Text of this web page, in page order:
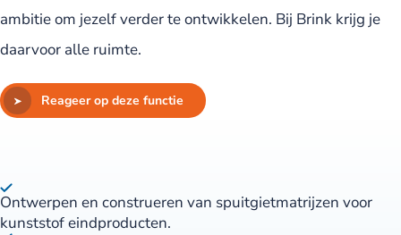
ambitie om jezelf verder te ontwikkelen. Bij Brink krijg je
daarvoor alle ruimte.
Reageer op deze functie
Ontwerpen en construeren van spuitgietmatrijzen voor
kunststof eindproducten.